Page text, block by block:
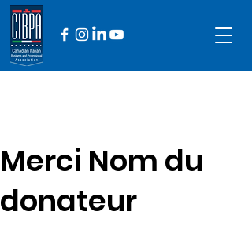
Merci Nom du
donateur